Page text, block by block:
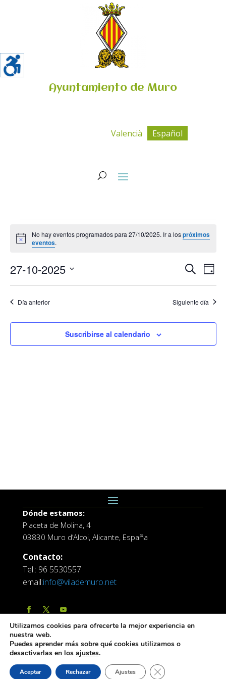
Ayuntamiento de Muro
Valencià Español
Eventos
en
Aviso
No hay eventos programados para 27/10/2025. Ir a lospróximos
eventos.
de
y
vistas
Buscar
de
de
Día
27-10-2025
Selecciona
la Día anterior Siguiente día
Suscribirse al calendario
Dónde estamos:
Placeta de Molina, 4
03830 Muro d’Alcoi, Alicante, España
Contacto:
Tel.: 96 5530557
email:info@vilademuro.net
Web desarrollada por el Servicio de Informatica de
Diputación de Alicante
Utilizamos cookies para ofrecerte la mejor experiencia en
nuestra web.
Puedes aprender más sobre qué cookies utilizamos o
desactivarlas en los ajustes.
Aceptar Rechazar Ajustes Cerrar el banner de